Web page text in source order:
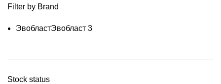
Filter by Brand
ЭвобластЭвобласт 3
Stock status